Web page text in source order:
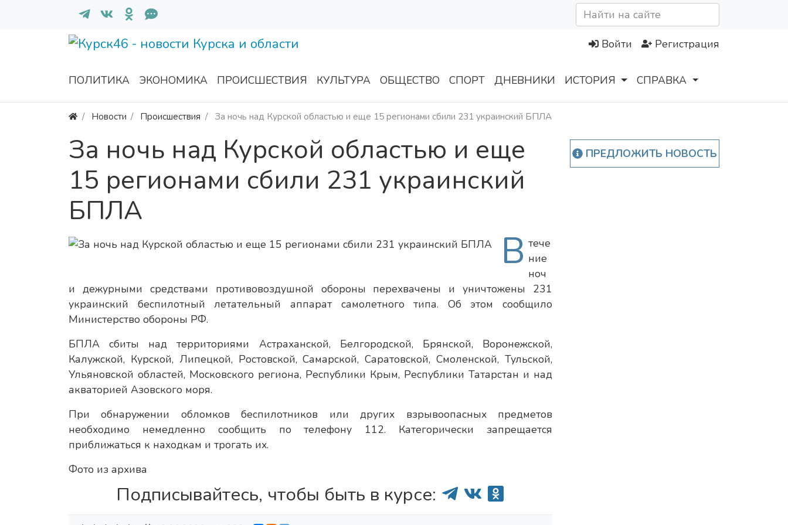
Войти Регистрация
ПОЛИТИКА ЭКОНОМИКА ПРОИСШЕСТВИЯ КУЛЬТУРА ОБЩЕСТВО СПОРТ ДНЕВНИКИ ИСТОРИЯ СПРАВКА
Новости Происшествия За ночь над Курской областью и еще 15 регионами сбили 231 украинский БПЛА
За ночь над Курской областью и еще
15 регионами сбили 231 украинский
БПЛА
В тече
ние
ноч
и дежурными средствами противовоздушной обороны перехвачены и уничтожены 231
украинский беспилотный летательный аппарат самолетного типа. Об этом сообщило
Министерство обороны РФ.
БПЛА сбиты над территориями Астраханской, Белгородской, Брянской, Воронежской,
Калужской, Курской, Липецкой, Ростовской, Самарской, Саратовской, Смоленской, Тульской,
Ульяновской областей, Московского региона, Республики Крым, Республики Татарстан и над
акваторией Азовского моря.
При обнаружении обломков беспилотников или других взрывоопасных предметов
необходимо немедленно сообщить по телефону 112. Категорически запрещается
приближаться к находкам и трогать их.
Фото из архива
Подписывайтесь, чтобы быть в курсе:
ПРЕДЛОЖИТЬ НОВОСТЬ